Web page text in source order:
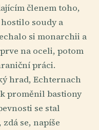
členem toho,
soudy a
si monarchii a
na oceli, potom
práci.
hrad, Echternach
proměnil bastiony
se stal
se, napíše